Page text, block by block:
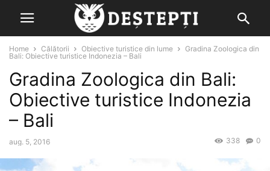
Home Călătorii Obiective turistice din lume
Gradina Zoologica din
Bali: Obiective turistice Indonezia – Bali
Gradina Zoologica din Bali:
Obiective turistice Indonezia
– Bali
aug. 5, 2016 0
338